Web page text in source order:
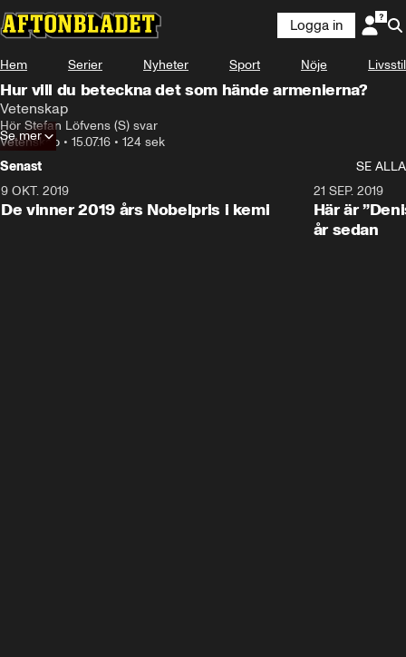
Logga in
Hem Serier Nyheter Sport Nöje Livsstil
Hur vill du beteckna det som hände armenierna?
Vetenskap
Hör Stefan Löfvens (S) svar
Vetenskap • 15.07.16 • 124 sek
Se mer
Senast
SE ALLA
9 OKT. 2019
De vinner 2019 års Nobelpris i kemi
21 SEP. 2019
Här är
år sedan